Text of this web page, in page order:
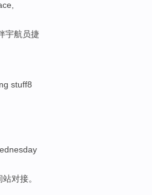
,
宇航员捷
stuff8
站对接。